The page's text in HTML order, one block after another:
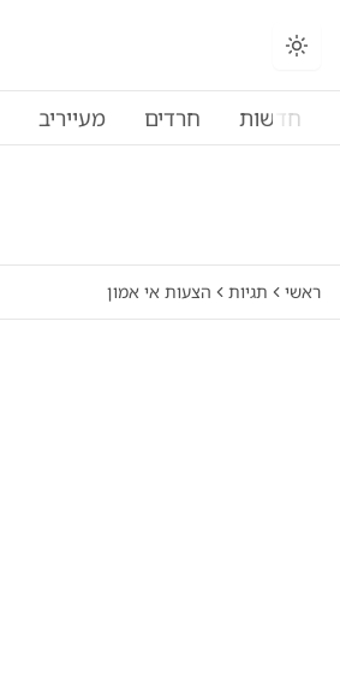
חדשות חרדים מעייריב
ראשי תגיות הצעות אי אמון